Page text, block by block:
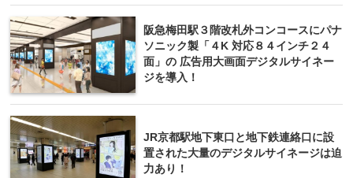
阪急梅田駅３階改札外コンコースにパナ
ソニック製「４K 対応８４インチ２４
面」の 広告用大画面デジタルサイネー
ジを導入！
JR京都駅地下東口と地下鉄連絡口に設
置された大量のデジタルサイネージは迫
力あり！